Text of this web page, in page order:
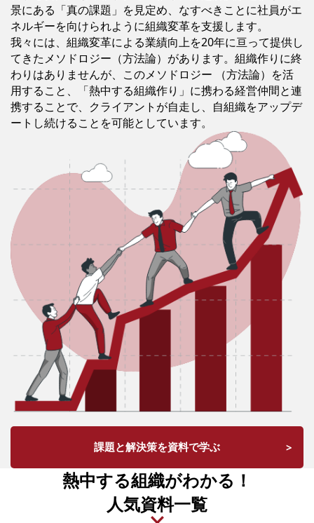
景にある「真の課題」を見定め、なすべきことに社員がエ
ネルギーを向けられように組織変革を支援します。
我々には、組織変革による業績向上を20年に亘って提供し
てきたメソドロジー（方法論）があります。組織作りに終
わりはありませんが、このメソドロジー （方法論）を活
用すること、「熱中する組織作り」に携わる経営仲間と連
携することで、クライアントが自走し、自組織をアップデ
ートし続けることを可能としています。
課題と解決策を資料で学ぶ
熱中する組織がわかる！
人気資料一覧